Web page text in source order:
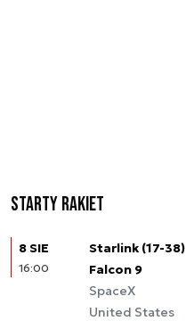
Starty rakiet
8 SIE
16:00
Starlink (17-38)
Falcon 9
SpaceX
United States